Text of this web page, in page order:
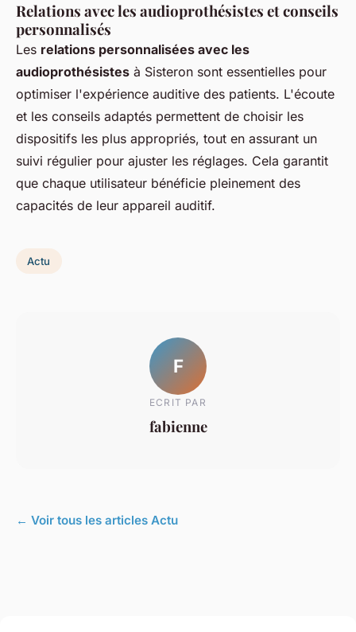
Relations avec les audioprothésistes et conseils
personnalisés
Les relations personnalisées avec les
audioprothésistes à Sisteron sont essentielles pour
optimiser l'expérience auditive des patients. L'écoute
et les conseils adaptés permettent de choisir les
dispositifs les plus appropriés, tout en assurant un
suivi régulier pour ajuster les réglages. Cela garantit
que chaque utilisateur bénéficie pleinement des
capacités de leur appareil auditif.
Actu
F
ECRIT PAR
fabienne
← Voir tous les articles Actu